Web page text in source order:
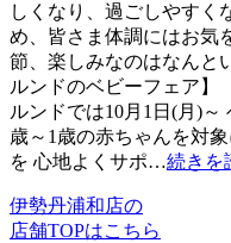
しくなり、過ごしやすく
め、皆さま体調にはお気
節、楽しみなのはなんと
ルンドのベビーフェア】
ルンドでは10月1日(月)
歳～1歳の赤ちゃんを対
を 心地よくサポ…続きを
伊勢丹浦和店の
店舗TOPはこちら